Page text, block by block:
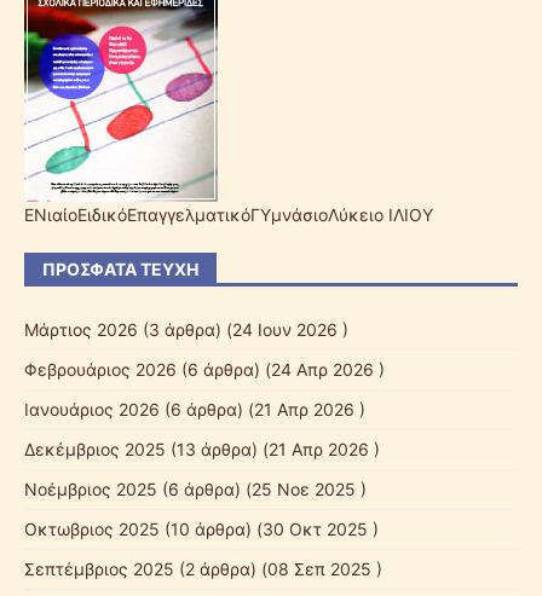
ΕΝιαίοΕιδικόΕπαγγελματικόΓΥμνάσιοΛύκειο ΙΛΙΟΥ
ΠΡΌΣΦΑΤΑ ΤΕΎΧΗ
Μάρτιος 2026 (3 άρθρα) (24 Ιουν 2026 )
Φεβρουάριος 2026 (6 άρθρα) (24 Απρ 2026 )
Ιανουάριος 2026 (6 άρθρα) (21 Απρ 2026 )
Δεκέμβριος 2025 (13 άρθρα) (21 Απρ 2026 )
Νοέμβριος 2025 (6 άρθρα) (25 Νοε 2025 )
Οκτωβριος 2025 (10 άρθρα) (30 Οκτ 2025 )
Σεπτέμβριος 2025 (2 άρθρα) (08 Σεπ 2025 )